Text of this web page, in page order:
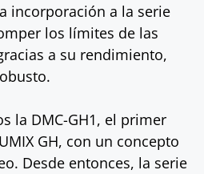
incorporación a la serie
los límites de las
a su rendimiento,
la DMC-GH1, el primer
GH, con un concepto
Desde entonces, la serie